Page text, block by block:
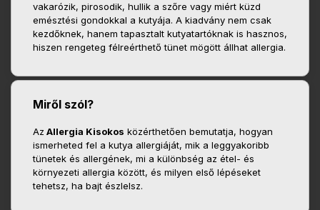
vakarózik, pirosodik, hullik a szőre vagy miért küzd
emésztési gondokkal a kutyája. A kiadvány nem csak
kezdőknek, hanem tapasztalt kutyatartóknak is hasznos,
hiszen rengeteg félreérthető tünet mögött állhat allergia.
Miről szól?
Az Allergia Kisokos közérthetően bemutatja, hogyan
ismerheted fel a kutya allergiáját, mik a leggyakoribb
tünetek és allergének, mi a különbség az étel- és
környezeti allergia között, és milyen első lépéseket
tehetsz, ha bajt észlelsz.